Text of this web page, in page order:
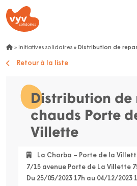
» Initiatives solidaires » Distribution de
Retour à la liste
Distribution de
chauds Porte
Villette
La Chorba – Porte de la
7/15 avenue Porte de La Villette
Du 25/05/2023 17h au 04/12/2023